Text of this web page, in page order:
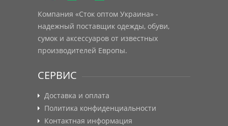
Компания «Сток оптом Украина» -
надежный поставщик одежды, обуви,
сумок и аксессуаров от известных
производителей Европы.
СЕРВИС
Доставка и оплата
Политика конфиденциальности
Контактная информация